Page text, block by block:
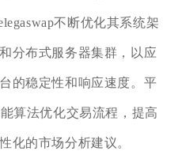
不断优化其系统架
分布式服务器集群，以应
的稳定性和响应速度。平
算法优化交易流程，提高
化的市场分析建议。